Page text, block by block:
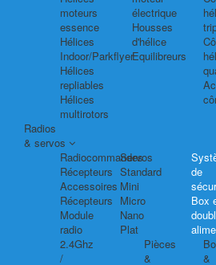
moteurs
essence
Hélices
Indoor/Parkflyer
Hélices
repliables
Hélices
multirotors
électrique
Housses
d'hélice
Equilibreurs
Radios
& servos
Radiocommandes
Récepteurs
Accessoires
Récepteurs
Module
radio
2.4Ghz
/
Servos
Standard
Mini
Micro
Nano
Plat
Pièces
&
de
Box
&